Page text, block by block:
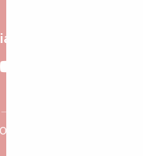
Lannuon